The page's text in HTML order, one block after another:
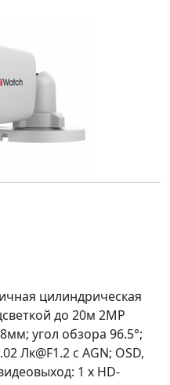
цилиндрическая
до 20м 2MP
угол обзора 96.5°;
Лк@F1.2 с AGN; OSD,
1 х HD-